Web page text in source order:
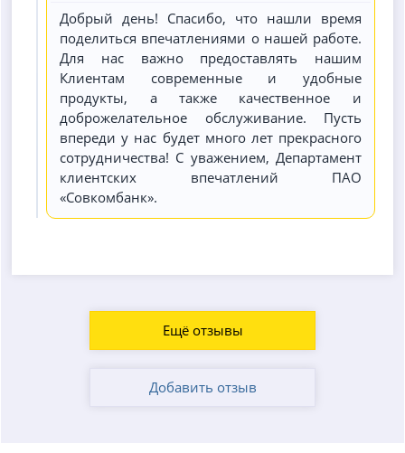
Добрый день! Спасибо, что нашли время
поделиться впечатлениями о нашей работе.
Для нас важно предоставлять нашим
Клиентам современные и удобные
продукты, а также качественное и
доброжелательное обслуживание. Пусть
впереди у нас будет много лет прекрасного
сотрудничества! С уважением, Департамент
клиентских впечатлений ПАО
«Совкомбанк».
Ещё отзывы
Добавить отзыв